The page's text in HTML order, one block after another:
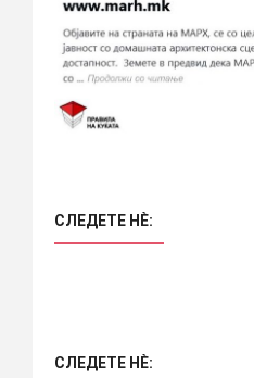
СЛЕДЕТЕ НÈ:
СЛЕДЕТЕ НÈ: